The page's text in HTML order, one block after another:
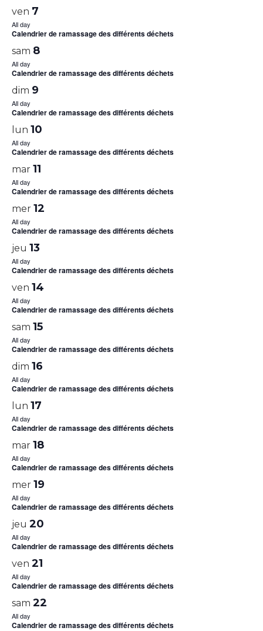
ven 7
All day
Calendrier de ramassage des différents déchets
sam 8
All day
Calendrier de ramassage des différents déchets
dim 9
All day
Calendrier de ramassage des différents déchets
lun 10
All day
Calendrier de ramassage des différents déchets
mar 11
All day
Calendrier de ramassage des différents déchets
mer 12
All day
Calendrier de ramassage des différents déchets
jeu 13
All day
Calendrier de ramassage des différents déchets
ven 14
All day
Calendrier de ramassage des différents déchets
sam 15
All day
Calendrier de ramassage des différents déchets
dim 16
All day
Calendrier de ramassage des différents déchets
lun 17
All day
Calendrier de ramassage des différents déchets
mar 18
All day
Calendrier de ramassage des différents déchets
mer 19
All day
Calendrier de ramassage des différents déchets
jeu 20
All day
Calendrier de ramassage des différents déchets
ven 21
All day
Calendrier de ramassage des différents déchets
sam 22
All day
Calendrier de ramassage des différents déchets